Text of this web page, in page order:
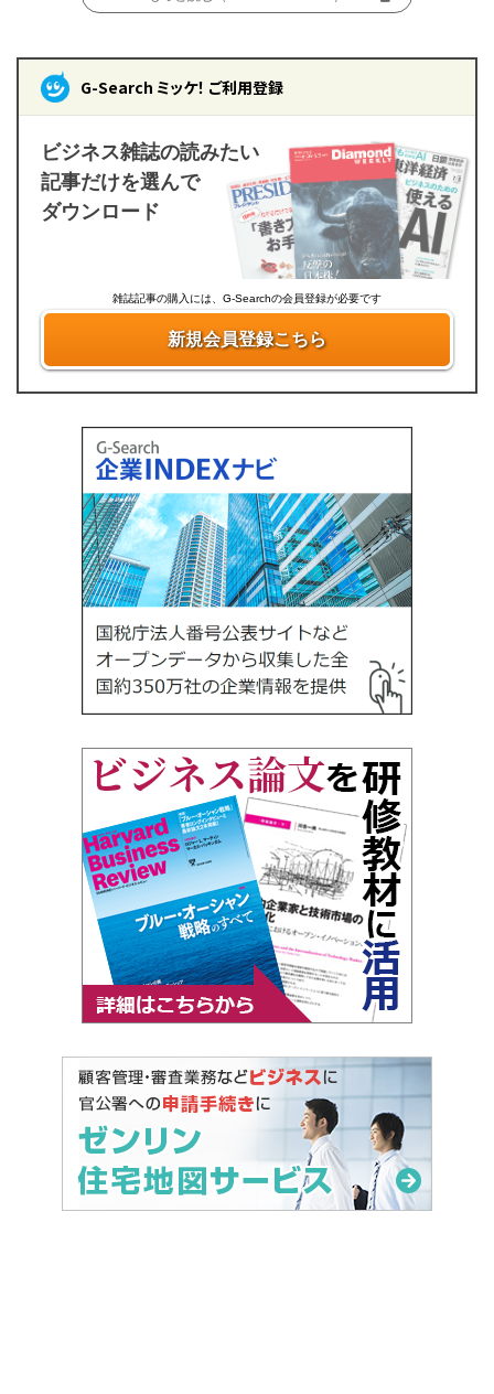
G-Search ミッケ！ ご利用登録
ビジネス雑誌の読みたい
記事だけを選んで
ダウンロード
雑誌記事の購入には、G-Searchの会員登録が必要です
新規会員登録こちら